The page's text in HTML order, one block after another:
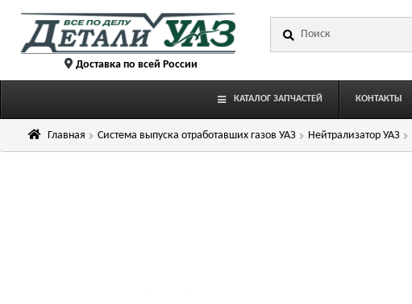
Перейти
Перейти
содержимому Доставка по всей России
КАТАЛОГ ЗАПЧАСТЕЙ КОНТАКТЫ
Главная Система выпуска отработавших газов УАЗ Нейтрализатор УАЗ